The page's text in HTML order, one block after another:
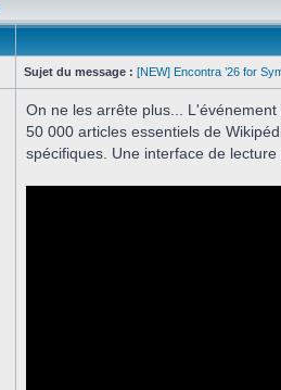
Sujet du message : [NEW] Encontra ’26 for
On ne les arrête plus...
50 000 articles essentiels de
spécifiques. Une interface de